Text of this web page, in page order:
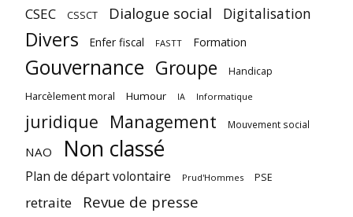
CSEC CSSCT Dialogue social Digitalisation
Divers Enfer fiscal FASTT Formation
Gouvernance Groupe Handicap
Harcèlement moral Humour IA Informatique
juridique Management Mouvement social
NAO Non classé
Plan de départ volontaire Prud'Hommes PSE
retraite Revue de presse